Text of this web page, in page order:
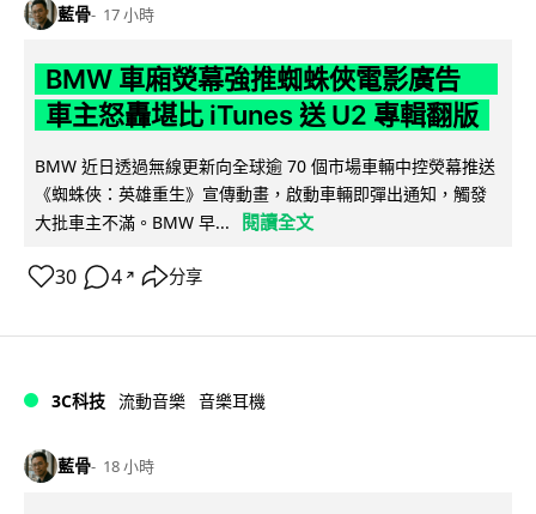
藍骨 17 小時
BMW 車廂熒幕強推蜘蛛俠電影廣告
車主怒轟堪比 iTunes 送 U2 專輯翻版
BMW 近日透過無線更新向全球逾 70 個市場車輛中控熒幕推送
《蜘蛛俠：英雄重生》宣傳動畫，啟動車輛即彈出通知，觸發
大批車主不滿。BMW 早...
閱讀全文
30 4 ↗ 分享
3C科技 流動音樂 音樂耳機
藍骨 18 小時